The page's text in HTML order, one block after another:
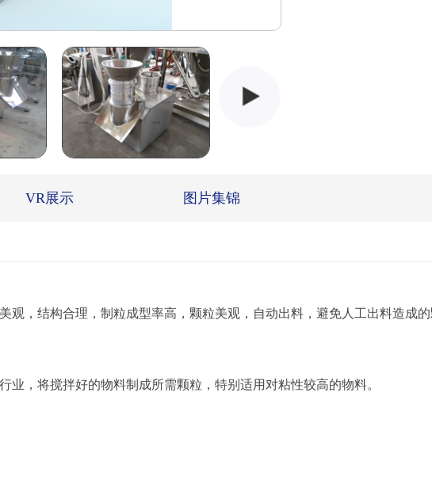
VR展示 图片集锦
结构合理，制粒成型率高，颗粒美观，自动出料，避免人工出料造成的
将搅拌好的物料制成所需颗粒，特别适用对粘性较高的物料。